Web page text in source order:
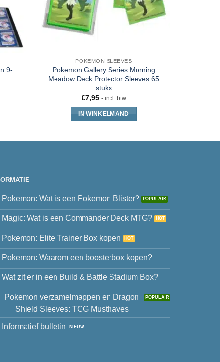
9-
POKEMON SLEEVES
Pokemon Gallery Series Morning
Meadow Deck Protector Sleeves 65
stuks
€7,95 - incl. btw
IN WINKELMAND
Pokemon: Wat is een Pokemon Blister?
Magic: Wat is een Commander Deck MTG?
Pokemon: Elite Trainer Box kopen
Pokemon: Waarom een boosterbox kopen?
Wat zit er in een Build & Battle Stadium Box?
Pokemon verzamelmappen en Dragon
Shield Sleeves: TCG Musthaves
Informatief bulletin